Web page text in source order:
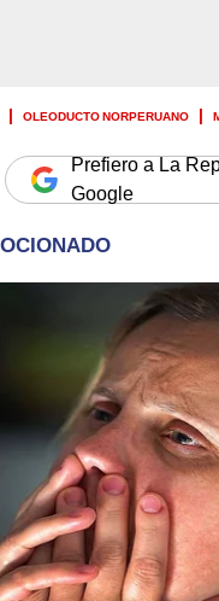
OLEODUCTO NORPERUANO
Prefiero a La
Google